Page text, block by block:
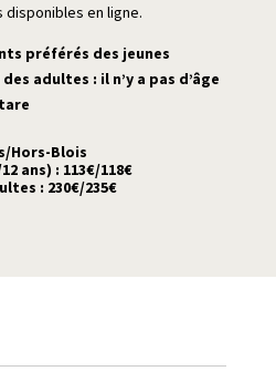
en ligne.
préférés des jeunes
adultes : il n’y a pas d’âge
Hors-Blois
ans) : 113€/118€
: 230€/235€